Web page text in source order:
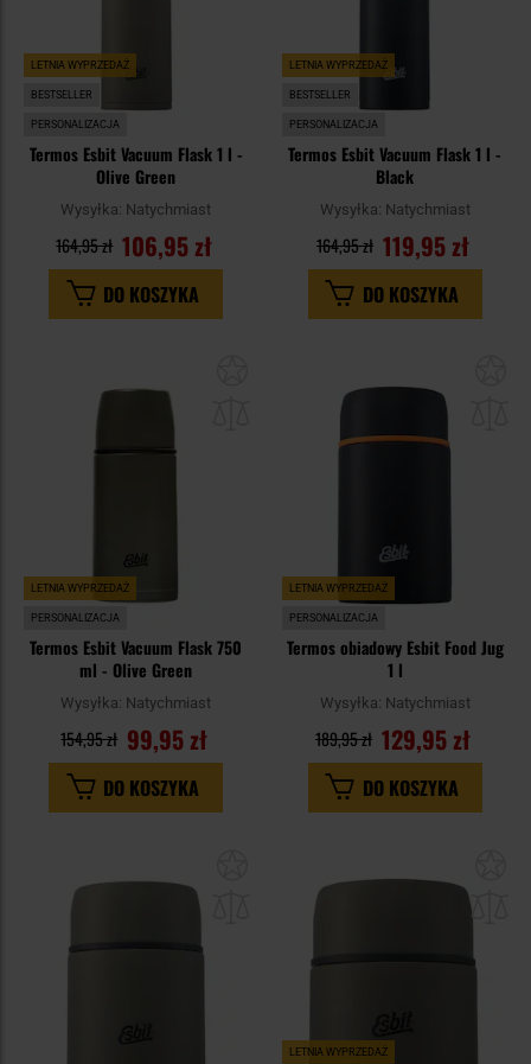
LETNIA WYPRZEDAŻ
BESTSELLER
PERSONALIZACJA
Termos Esbit Vacuum Flask 1 l -
Olive Green
Wysyłka: Natychmiast
106,95 zł
164,95 zł
DO KOSZYKA
LETNIA WYPRZEDAŻ
BESTSELLER
PERSONALIZACJA
Termos Esbit Vacuum Flask 1 l -
Black
Wysyłka: Natychmiast
119,95 zł
164,95 zł
DO KOSZYKA
LETNIA WYPRZEDAŻ
PERSONALIZACJA
Termos Esbit Vacuum Flask 750
ml - Olive Green
Wysyłka: Natychmiast
99,95 zł
154,95 zł
DO KOSZYKA
LETNIA WYPRZEDAŻ
PERSONALIZACJA
Termos obiadowy Esbit Food Jug
1 l
Wysyłka: Natychmiast
129,95 zł
189,95 zł
DO KOSZYKA
schowka
LETNIA WYPRZEDAŻ